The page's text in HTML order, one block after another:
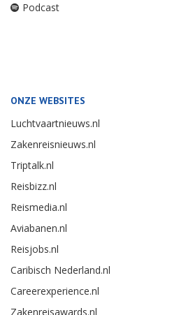
Podcast
ONZE WEBSITES
Luchtvaartnieuws.nl
Zakenreisnieuws.nl
Triptalk.nl
Reisbizz.nl
Reismedia.nl
Aviabanen.nl
Reisjobs.nl
Caribisch Nederland.nl
Careerexperience.nl
Zakenreisawards.nl